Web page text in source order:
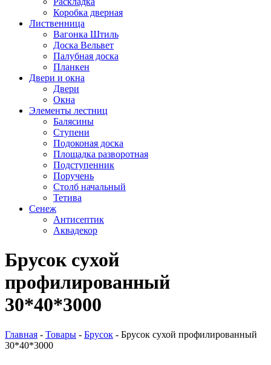
Коробка дверная
Лиственница
Вагонка Штиль
Доска Вельвет
Палубная доска
Планкен
Двери и окна
Двери
Окна
Элементы лестниц
Балясины
Ступени
Подоконая доска
Площадка разворотная
Подступенник
Поручень
Столб начальный
Тетива
Сенеж
Антисептик
Аквадекор
Брусок сухой
профилированный
30*40*3000
Главная - Товары - Брусок - Брусок сухой профилированный
30*40*3000